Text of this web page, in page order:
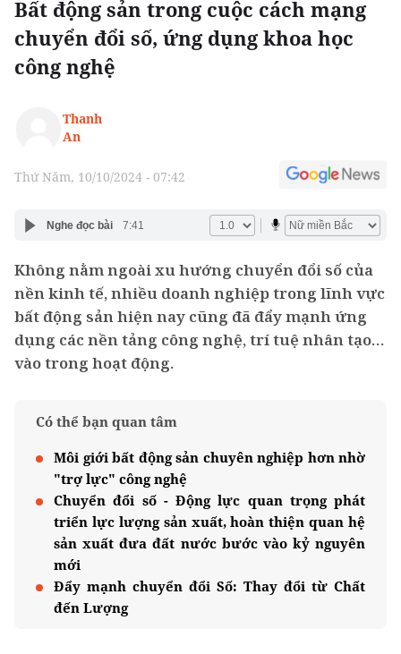
Bất động sản trong cuộc cách mạng
chuyển đổi số, ứng dụng khoa học
công nghệ
Thanh
An
Thứ Năm, 10/10/2024 - 07:42
Nghe đọc bài 7:41
Không nằm ngoài xu hướng chuyển đổi số của
nền kinh tế, nhiều doanh nghiệp trong lĩnh vực
bất động sản hiện nay cũng đã đẩy mạnh ứng
dụng các nền tảng công nghệ, trí tuệ nhân tạo…
vào trong hoạt động.
Có thể bạn quan tâm
Môi giới bất động sản chuyên nghiệp hơn nhờ
"trợ lực" công nghệ
Chuyển đổi số - Động lực quan trọng phát
triển lực lượng sản xuất, hoàn thiện quan hệ
sản xuất đưa đất nước bước vào kỷ nguyên
mới
Đẩy mạnh chuyển đổi Số: Thay đổi từ Chất
đến Lượng